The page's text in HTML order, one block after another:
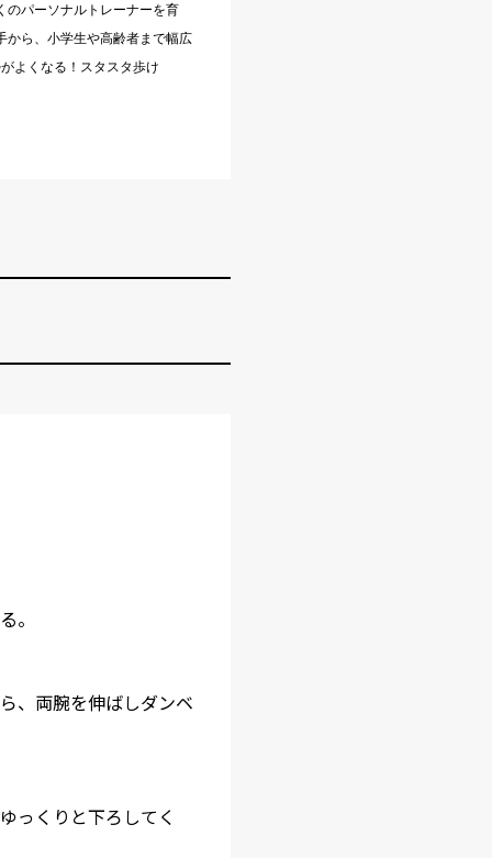
のパーソナルトレーナーを育
から、小学生や高齢者まで幅広
よくなる！スタスタ歩け
。
、両腕を伸ばしダンベ
っくりと下ろしてく